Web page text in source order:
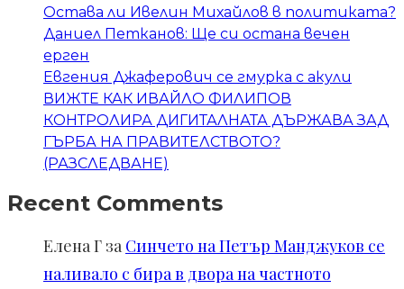
Остава ли Ивелин Михайлов в политиката?
Даниел Петканов: Ще си остана вечен
ерген
Евгения Джаферович се гмурка с акули
ВИЖТЕ КАК ИВАЙЛО ФИЛИПОВ
КОНТРОЛИРА ДИГИТАЛНАТА ДЪРЖАВА ЗАД
ГЪРБА НА ПРАВИТЕЛСТВОТО?
(РАЗСЛЕДВАНЕ)
Recent Comments
Елена Г за Синчето на Петър Манджуков се
наливало с бира в двора на частното